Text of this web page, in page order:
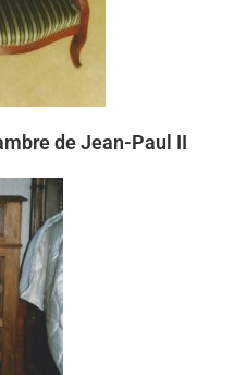
de Jean-Paul II